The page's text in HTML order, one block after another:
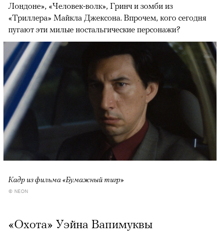
Лондоне», «Человек-волк», Гринч и зомби из
«Триллера» Майкла Джексона. Впрочем, кого сегодня
пугают эти милые ностальгические персонажи?
Кадр из фильма «Бумажный тигр»
© NEON
«Охота» Уэйна Вапимуквы